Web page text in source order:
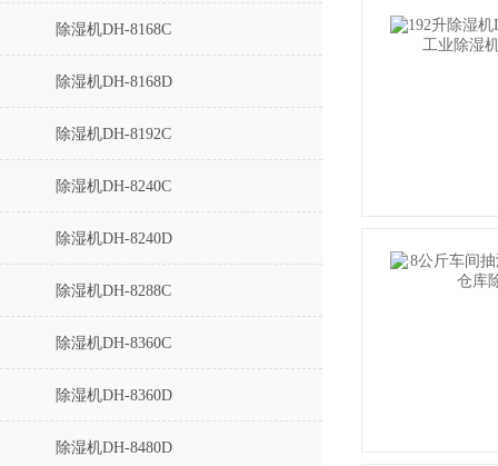
除湿机DH-8168C
除湿机DH-8168D
除湿机DH-8192C
除湿机DH-8240C
除湿机DH-8240D
除湿机DH-8288C
除湿机DH-8360C
除湿机DH-8360D
除湿机DH-8480D